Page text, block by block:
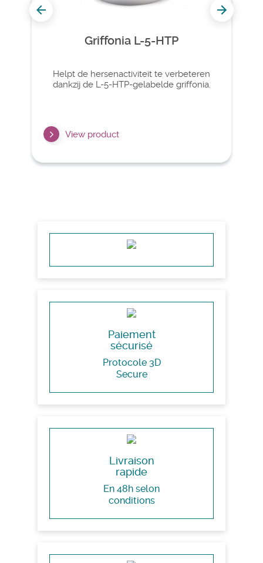
Griffonia L-5-HTP
Helpt de hersenactiviteit te verbeteren
dankzij de L-5-HTP-gelabelde griffonia.
View product
Paiement
sécurisé
Protocole 3D
Secure
Livraison
rapide
En 48h selon
conditions